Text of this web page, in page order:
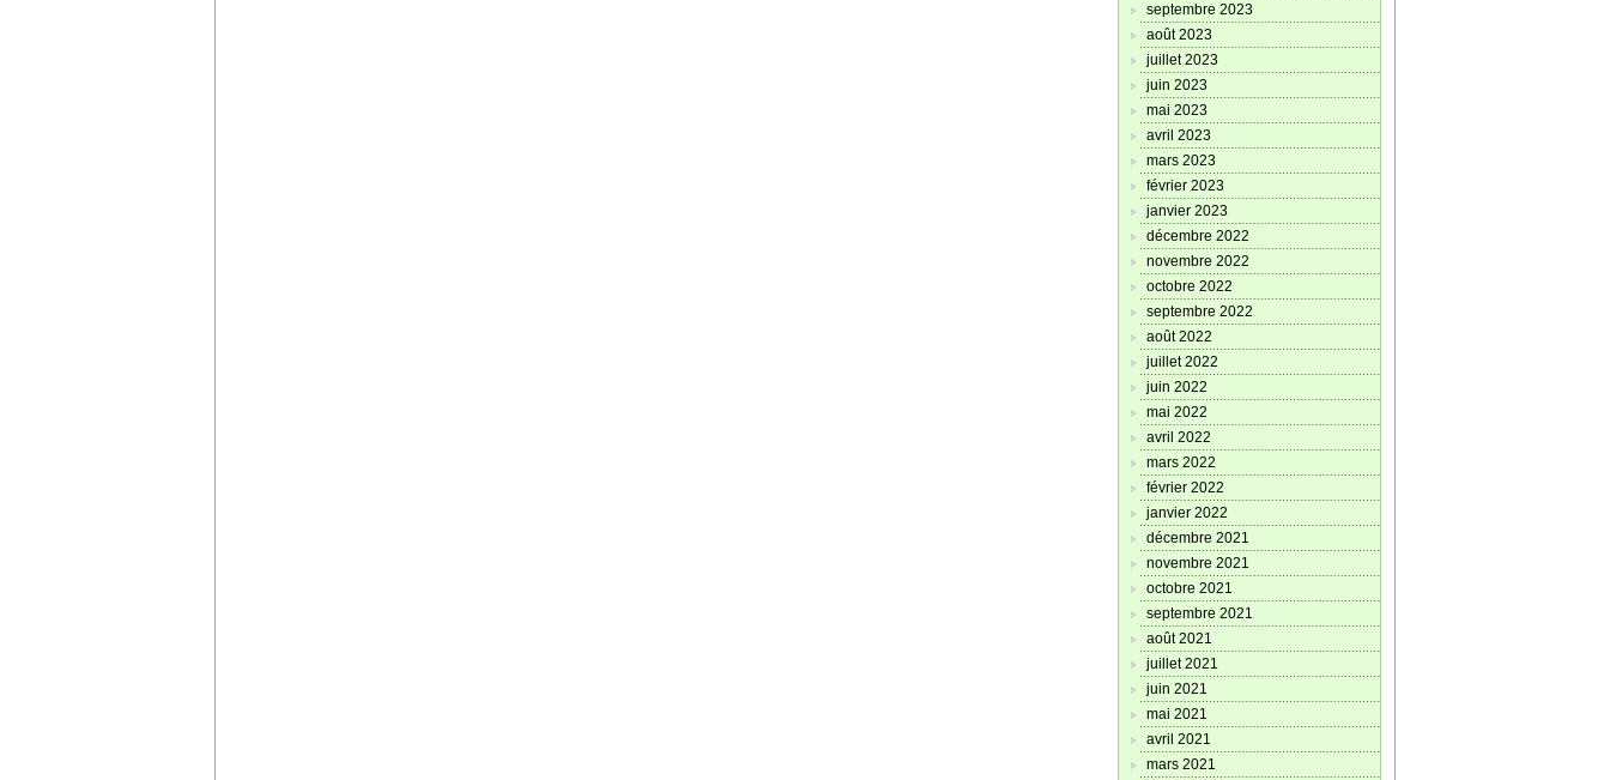
septembre 2023
août 2023
juillet 2023
juin 2023
mai 2023
avril 2023
mars 2023
février 2023
janvier 2023
décembre 2022
novembre 2022
octobre 2022
septembre 2022
août 2022
juillet 2022
juin 2022
mai 2022
avril 2022
mars 2022
février 2022
janvier 2022
décembre 2021
novembre 2021
octobre 2021
septembre 2021
août 2021
juillet 2021
juin 2021
mai 2021
avril 2021
mars 2021